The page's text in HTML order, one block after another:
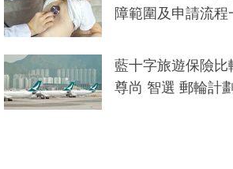
障範圍及申請流程
藍十字旅遊保險比
尊尚 智選 郵輪計